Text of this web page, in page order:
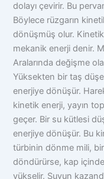
dolayı çevirir. Bu
Böylece rüzgarın
dönüşmüş olur.
mekanik enerji denir.
Aralarında değişme
Yüksekten bir taş
enerjiye dönüşür.
kinetik enerji, yayın
geçer. Bir su kütlesi
enerjiye dönüşür. Bu
türbinin dönme mili, bir
döndürürse, kap
yükselir. Suyun